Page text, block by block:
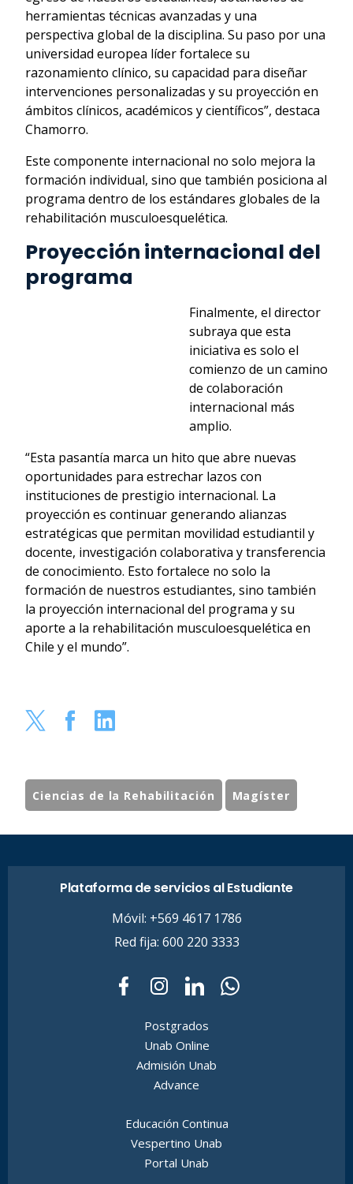
herramientas técnicas avanzadas y una
perspectiva global de la disciplina. Su paso por una
universidad europea líder fortalece su
razonamiento clínico, su capacidad para diseñar
intervenciones personalizadas y su proyección en
ámbitos clínicos, académicos y científicos”, destaca
Chamorro.
Este componente internacional no solo mejora la
formación individual, sino que también posiciona al
programa dentro de los estándares globales de la
rehabilitación musculoesquelética.
Proyección internacional del
programa
Finalmente, el director
subraya que esta
iniciativa es solo el
comienzo de un camino
de colaboración
internacional más
amplio.
“Esta pasantía marca un hito que abre nuevas
oportunidades para estrechar lazos con
instituciones de prestigio internacional. La
proyección es continuar generando alianzas
estratégicas que permitan movilidad estudiantil y
docente, investigación colaborativa y transferencia
de conocimiento. Esto fortalece no solo la
formación de nuestros estudiantes, sino también
la proyección internacional del programa y su
aporte a la rehabilitación musculoesquelética en
Chile y el mundo”.
Ciencias de la Rehabilitación Magíster